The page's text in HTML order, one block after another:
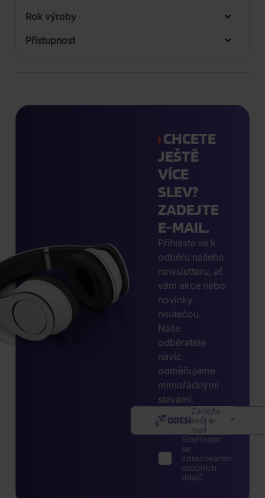
Rok výroby
Přístupnost
CHCETE
JEŠTĚ
VÍCE
SLEV?
ZADEJTE
E-MAIL.
Přihlaste se k
odběru našeho
newsletteru, ať
vám akce nebo
novinky
neutečou.
Naše
odběratele
navíc
odměňujeme
mimořádnými
slevami.
Zadejte
svůj e-
mail
ODESLAT
Souhlasím
se
zpracováním
osobních
údajů